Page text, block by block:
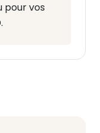
pour vos